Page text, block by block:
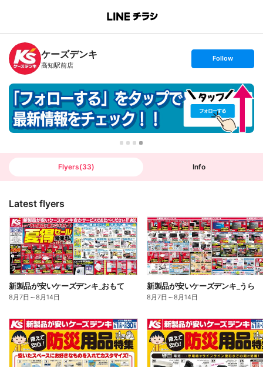
B
n
c
h
T
ケーズデンキ
高知駅前店
s
t
o
l
l
o
w
Follow
Flyers(33) Info
Latest flyers
新製品が安いケーズデンキ_おもて
8月7日 ～8月14日
新製品が安いケーズデンキ_うら
8月7日 ～8月14日